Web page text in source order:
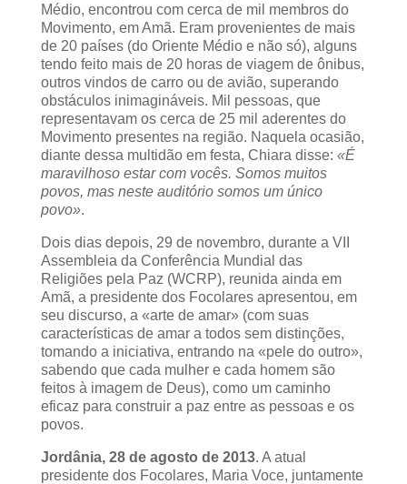
Médio, encontrou com cerca de mil membros do
Movimento, em Amã. Eram provenientes de mais
de 20 países (do Oriente Médio e não só), alguns
tendo feito mais de 20 horas de viagem de ônibus,
outros vindos de carro ou de avião, superando
obstáculos inimagináveis. Mil pessoas, que
representavam os cerca de 25 mil aderentes do
Movimento presentes na região. Naquela ocasião,
diante dessa multidão em festa, Chiara disse: «É
maravilhoso estar com vocês. Somos muitos
povos, mas neste auditório somos um único
povo».
Dois dias depois, 29 de novembro, durante a VII
Assembleia da Conferência Mundial das
Religiões pela Paz (WCRP), reunida ainda em
Amã, a presidente dos Focolares apresentou, em
seu discurso, a «arte de amar» (com suas
características de amar a todos sem distinções,
tomando a iniciativa, entrando na «pele do outro»,
sabendo que cada mulher e cada homem são
feitos à imagem de Deus), como um caminho
eficaz para construir a paz entre as pessoas e os
povos.
Jordânia, 28 de agosto de 2013. A atual
presidente dos Focolares, Maria Voce, juntamente